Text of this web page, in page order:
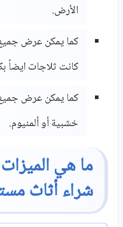
الأرض.
كما يمكن عرض جميع
كانت ثلاجات ايضاً
كما يمكن عرض جميع
خشبية أو ألمنيوم.
ما هي
شراء أثاث